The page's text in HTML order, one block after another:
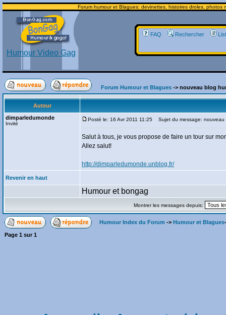
Forum humour et Blagues: devinettes, histoires droles, photos
Humour Video Gag
FAQ Rechercher
Forum Humour et Blagues -> nouveau blog
Auteur
dimparledumonde
Invité
Posté le: 16 Avr 2011 11:25 Sujet du message: nouveau
Salut à tous, je vous propose de faire un tour sur
Allez salut!
http://dimparledumonde.unblog.fr/
Revenir en haut
Humour et bongag
Montrer les messages depuis:
Humour Index du Forum -> Humour et Blagues
Page 1 sur 1